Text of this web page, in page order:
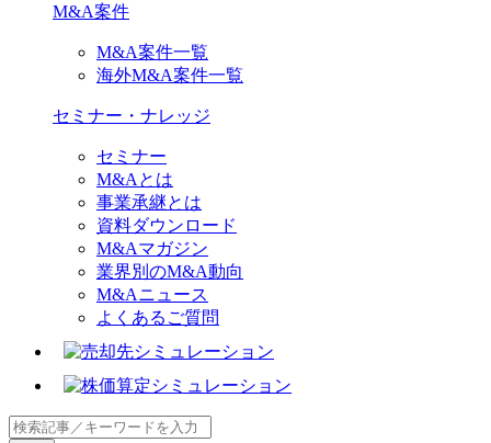
M&A案件
M&A案件一覧
海外M&A案件一覧
セミナー・ナレッジ
セミナー
M&Aとは
事業承継とは
資料ダウンロード
M&Aマガジン
業界別のM&A動向
M&Aニュース
よくあるご質問